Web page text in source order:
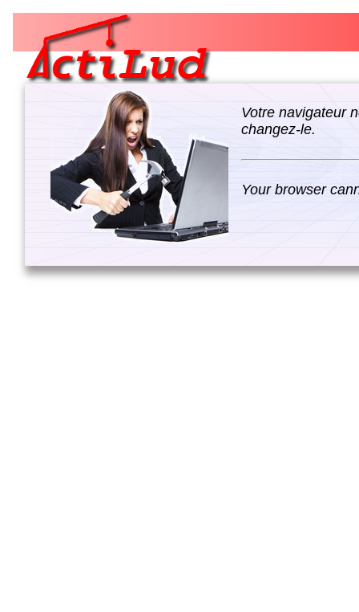
Votre navigateur
changez-le.
Your browser